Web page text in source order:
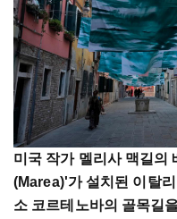
미국 작가 멜리사 맥길의
(Marea)'가 설치된 이탈
소 코르테노바의 골목길